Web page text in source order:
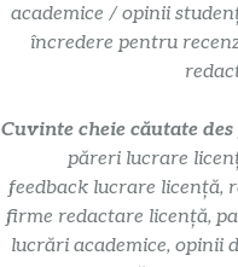
academice / opinii
încredere pentru
Cuvinte cheie căutate des
păreri lucrare
feedback lucrare licență,
firme redactare licență,
lucrări academice, opinii